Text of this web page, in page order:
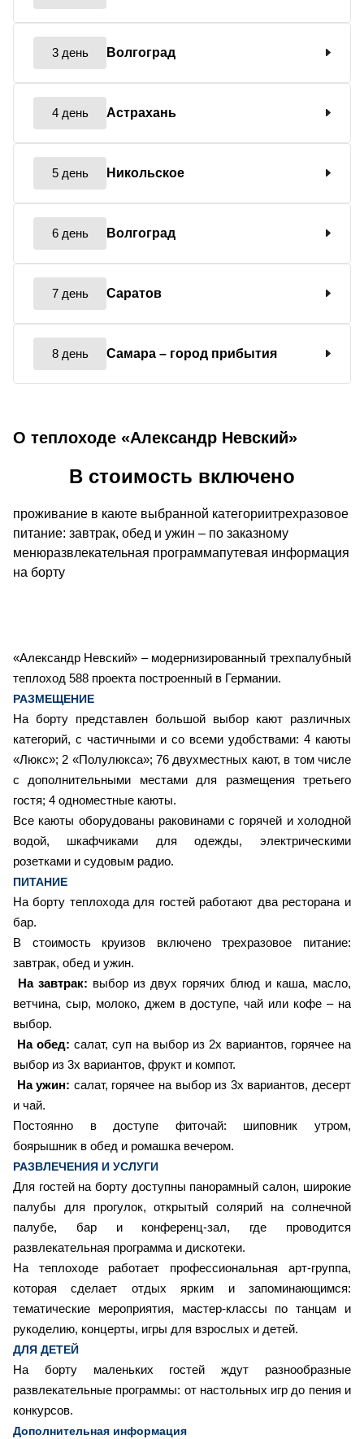
3 день Волгоград
4 день Астрахань
5 день Никольское
6 день Волгоград
7 день Саратов
8 день Самара – город прибытия
О теплоходе «Александр Невский»
«Александр Невский» – модернизированный трехпалубный
теплоход 588 проекта построенный в Германии.
РАЗМЕЩЕНИЕ
На борту представлен большой выбор кают различных
категорий, с частичными и со всеми удобствами: 4 каюты
«Люкс»; 2 «Полулюкса»; 76 двухместных кают, в том числе
с дополнительными местами для размещения третьего
гостя; 4 одноместные каюты.
Все каюты оборудованы раковинами с горячей и холодной
водой, шкафчиками для одежды, электрическими
розетками и судовым радио.
ПИТАНИЕ
На борту теплохода для гостей работают два ресторана и
бар.
В стоимость круизов включено трехразовое питание:
завтрак, обед и ужин.
На завтрак: выбор из двух горячих блюд и каша, масло,
ветчина, сыр, молоко, джем в доступе, чай или кофе – на
выбор.
На обед: салат, суп на выбор из 2х вариантов, горячее на
выбор из 3х вариантов, фрукт и компот.
На ужин: салат, горячее на выбор из 3х вариантов, десерт
и чай.
Постоянно в доступе фиточай: шиповник утром,
боярышник в обед и ромашка вечером.
РАЗВЛЕЧЕНИЯ И УСЛУГИ
Для гостей на борту доступны панорамный салон, широкие
палубы для прогулок, открытый солярий на солнечной
палубе, бар и конференц-зал, где проводится
развлекательная программа и дискотеки.
На теплоходе работает профессиональная арт-группа,
которая сделает отдых ярким и запоминающимся:
тематические мероприятия, мастер-классы по танцам и
рукоделию, концерты, игры для взрослых и детей.
ДЛЯ ДЕТЕЙ
На борту маленьких гостей ждут разнообразные
развлекательные программы: от настольных игр до пения и
конкурсов.
Дополнительная информация
В стоимость включено
проживание в каюте выбранной категориитрехразовое
питание: завтрак, обед и ужин – по заказному
менюразвлекательная программапутевая информация
на борту